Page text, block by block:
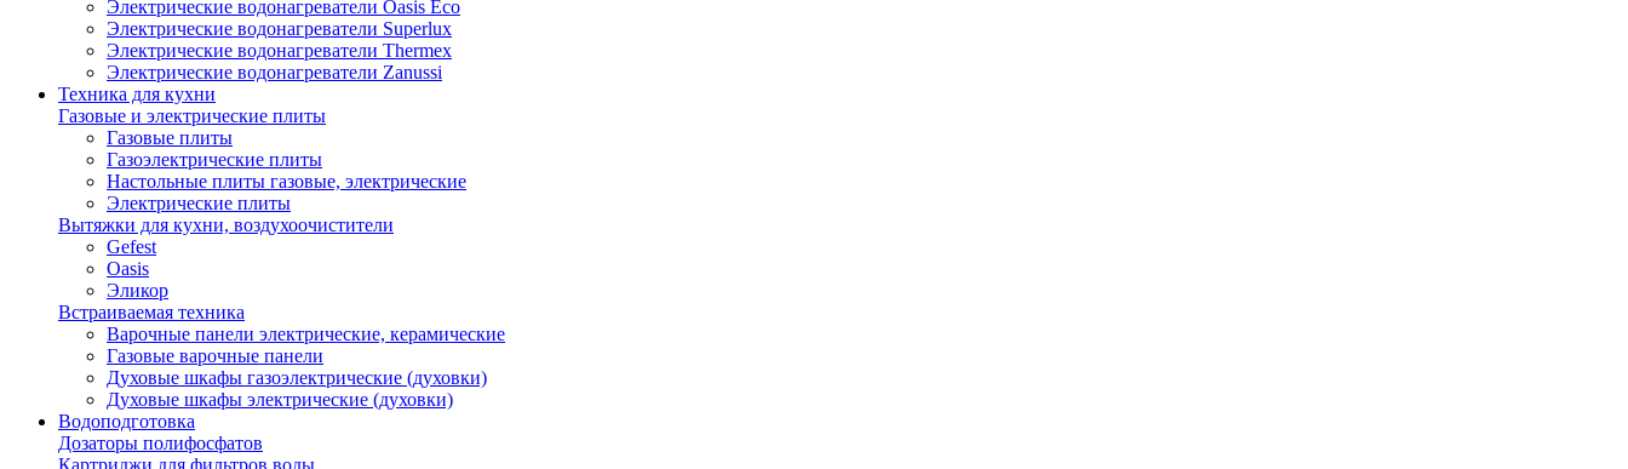
Электрические водонагреватели Oasis Eco
Электрические водонагреватели Superlux
Электрические водонагреватели Thermex
Электрические водонагреватели Zanussi
Техника для кухни
Газовые и электрические плиты
Газовые плиты
Газоэлектрические плиты
Настольные плиты газовые, электрические
Электрические плиты
Вытяжки для кухни, воздухоочистители
Gefest
Oasis
Эликор
Встраиваемая техника
Варочные панели электрические, керамические
Газовые варочные панели
Духовые шкафы газоэлектрические (духовки)
Духовые шкафы электрические (духовки)
Водоподготовка
Дозаторы полифосфатов
Картриджи для фильтров воды